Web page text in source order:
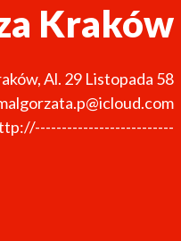
Kraków
,Al. 29 Listopada 58